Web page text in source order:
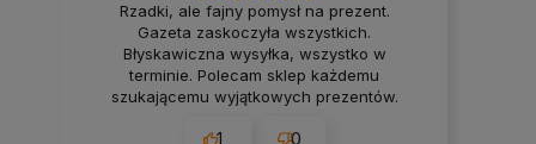
Rzadki, ale fajny pomysł na prezent.
Gazeta zaskoczyła wszystkich.
Błyskawiczna wysyłka, wszystko w
terminie. Polecam sklep każdemu
szukającemu wyjątkowych prezentów.
1 0